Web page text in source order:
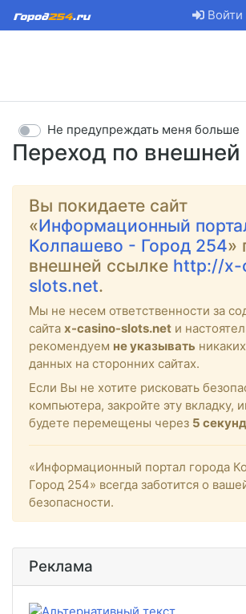
Войти
Переход по внешней
Не предупреждать меня больше
Вы покидаете сайт
«Информационный
Колпашево - Город 254»
внешней ссылке http://x-
slots.net.
Мы не несем ответственности за
сайта x-casino-slots.net и
рекомендуем не указывать
данных на сторонних сайтах.
Если Вы не хотите рисковать
компьютера, закройте эту вкладку,
будете перемещены через 4 секунд
«Информационный портал города
Город 254» всегда заботится о
безопасности.
Реклама